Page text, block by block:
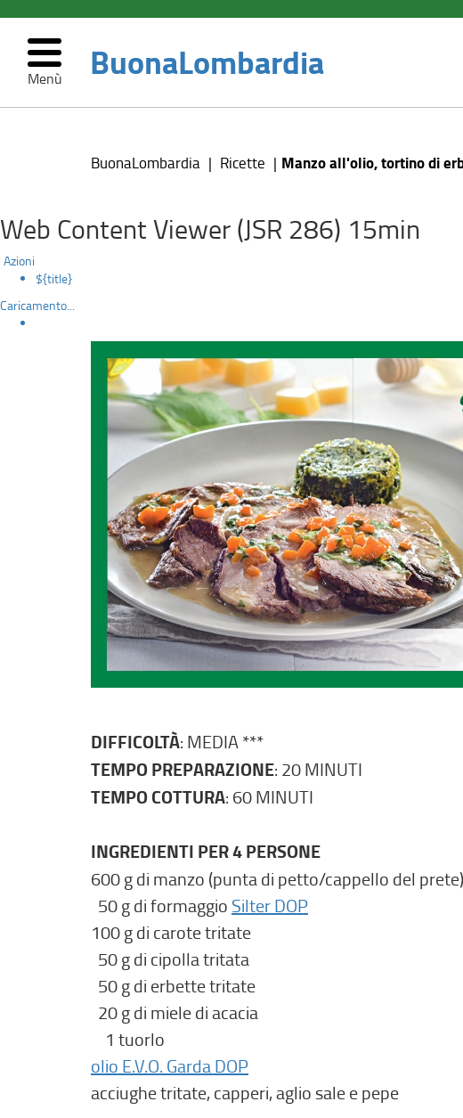
di
erbette
e
formaggio
Menù BuonaLombardia
BuonaLombardia Ricette Manzo all'olio, tortino di
Web Content Viewer (JSR 286) 15min
Azioni
${title}
Caricamento...
DIFFICOLTÀ: MEDIA ***
TEMPO PREPARAZIONE: 20 MINUTI
TEMPO COTTURA: 60 MINUTI
INGREDIENTI PER 4 PERSONE
600 g di manzo (punta di petto/cappello del prete)
50 g di formaggio Silter DOP
100 g di carote tritate
50 g di cipolla tritata
50 g di erbette tritate
20 g di miele di acacia
1 tuorlo
olio E.V.O. Garda DOP
acciughe tritate, capperi, aglio sale e pepe